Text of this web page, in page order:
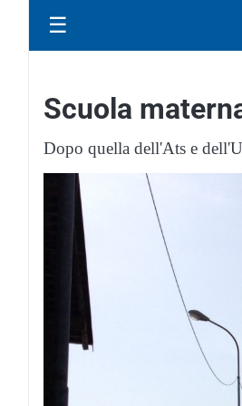
☰
Scuola
Dopo quella dell'Ats e